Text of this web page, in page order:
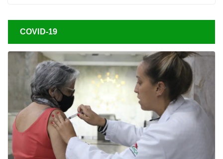
COVID-19